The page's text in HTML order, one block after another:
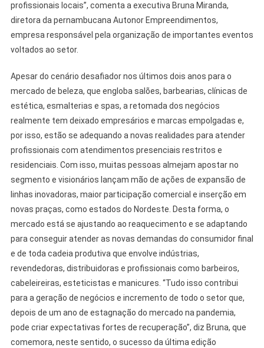
profissionais locais”, comenta a executiva Bruna Miranda,
diretora da pernambucana Autonor Empreendimentos,
empresa responsável pela organização de importantes eventos
voltados ao setor.
Apesar do cenário desafiador nos últimos dois anos para o
mercado de beleza, que engloba salões, barbearias, clínicas de
estética, esmalterias e spas, a retomada dos negócios
realmente tem deixado empresários e marcas empolgadas e,
por isso, estão se adequando a novas realidades para atender
profissionais com atendimentos presenciais restritos e
residenciais. Com isso, muitas pessoas almejam apostar no
segmento e visionários lançam mão de ações de expansão de
linhas inovadoras, maior participação comercial e inserção em
novas praças, como estados do Nordeste. Desta forma, o
mercado está se ajustando ao reaquecimento e se adaptando
para conseguir atender as novas demandas do consumidor final
e de toda cadeia produtiva que envolve indústrias,
revendedoras, distribuidoras e profissionais como barbeiros,
cabeleireiras, esteticistas e manicures. “Tudo isso contribui
para a geração de negócios e incremento de todo o setor que,
depois de um ano de estagnação do mercado na pandemia,
pode criar expectativas fortes de recuperação”, diz Bruna, que
comemora, neste sentido, o sucesso da última edição